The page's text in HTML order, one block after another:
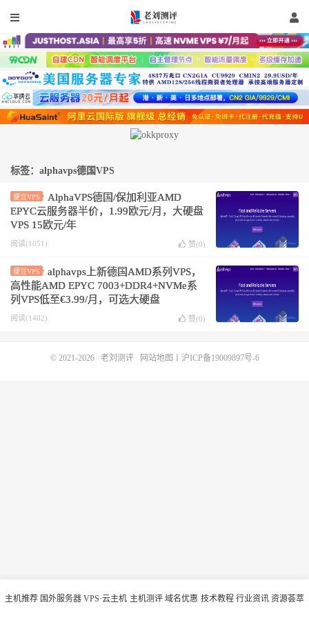
标签：alphavps德国VPS
便宜VPS
AlphaVPS德国/保加利亚AMD
EPYC云服务器半价，1.99欧元/月，大硬盘
VPS 15欧元/年
阅读(1051) 赞(0)
便宜VPS
alphavps上新德国AMD系列VPS，
高性能AMD EPYC 7003+DDR4+NVMe系
列VPS低至€3.99/月，可选大硬盘
阅读(1402) 赞(0)
主机推荐 国外服务器 VPS·云主机 主机测评 域名优惠 技术教程 行业资讯 资源荟萃
© 2021-2026 老刘测评 网站地图 沪ICP备19009897号-6